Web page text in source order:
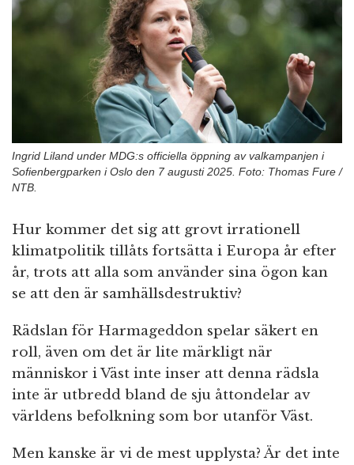
n
Ingrid Liland under MDG:s officiella öppning av valkampanjen i
Sofienbergparken i Oslo den 7 augusti 2025. Foto: Thomas Fure /
NTB.
Hur kommer det sig att grovt irrationell
klimatpolitik tillåts fortsätta i Europa år efter
år, trots att alla som använder sina ögon kan
se att den är samhällsdestruktiv?
Rädslan för Harmageddon spelar säkert en
roll, även om det är lite märkligt när
människor i Väst inte inser att denna rädsla
inte är utbredd bland de sju åttondelar av
världens befolkning som bor utanför Väst.
Men kanske är vi de mest upplysta? Är det inte